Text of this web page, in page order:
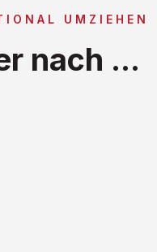
UMZIEHEN
nach ...